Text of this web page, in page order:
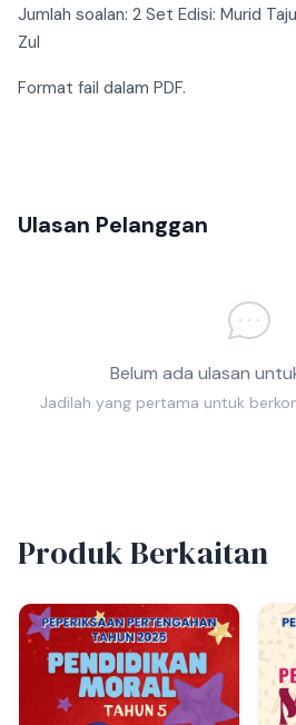
Jumlah soalan: 2 Set Edisi: Murid
Zul
Format fail dalam PDF.
Ulasan Pelanggan
Belum ada ulasan
Jadilah yang pertama untuk
Produk Berkaitan